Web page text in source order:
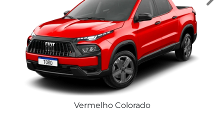
Vermelho Colorado